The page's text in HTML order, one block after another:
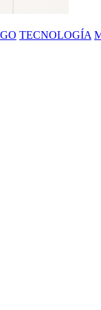
TECNOLOGÍA